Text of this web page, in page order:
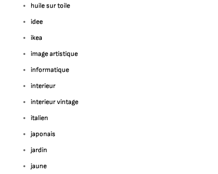
huile sur toile
idee
ikea
image artistique
informatique
interieur
interieur vintage
italien
japonais
jardin
jaune